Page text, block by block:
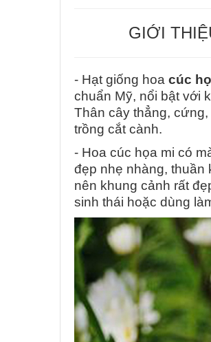
GIỚI
- Hạt giống hoa cúc
chuẩn Mỹ, nổi bật với
Thân cây thẳng,
trồng cắt cành.
- Hoa cúc họa mi có
đẹp nhẹ nhàng, thuần
nên khung cảnh rất
sinh thái hoặc dùng